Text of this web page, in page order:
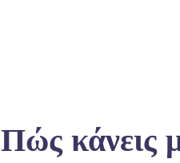
Πώς κάνεις